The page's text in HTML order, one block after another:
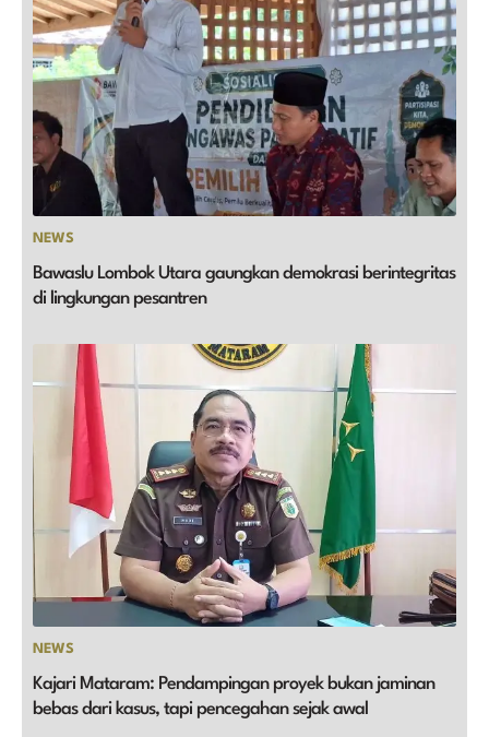
NEWS
Bawaslu Lombok Utara gaungkan demokrasi berintegritas
di lingkungan pesantren
NEWS
Kajari Mataram: Pendampingan proyek bukan jaminan
bebas dari kasus, tapi pencegahan sejak awal